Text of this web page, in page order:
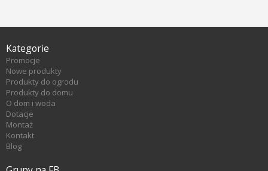
Kategorie
Promocje
Nowe produkty
Produkty do ogrodu
Produkty do domu
O dom i woda
Dotacje
Montaż
Kontakt
Blog